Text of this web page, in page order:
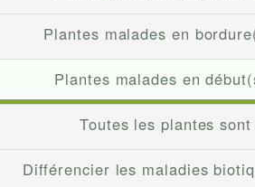
Plantes malades en
Plantes malades en
Toutes les plantes
Différencier les maladies